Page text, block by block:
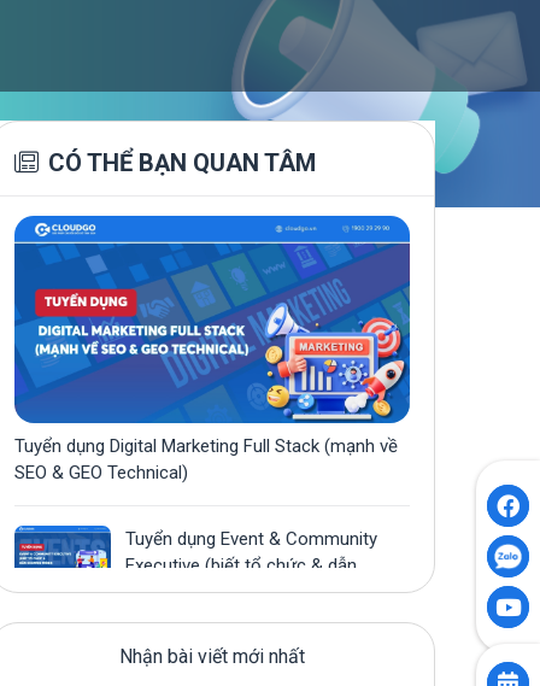
CÓ THỂ BẠN QUAN TÂM
Tuyển dụng Digital Marketing Full Stack (mạnh về
SEO & GEO Technical)
Tuyển dụng Event & Community
Executive (biết tổ chức & dẫn
chương trình)
Tuyển dụng Lập trình viên AI (AI
Developer)
Nhận bài viết mới nhất